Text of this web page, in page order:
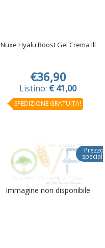
Nuxe Hyalu Boost Gel Crema Ill
€36,90
Listino: € 41,00
SPEDIZIONE GRATUITA!
Immagine non disponibile
Prezzo